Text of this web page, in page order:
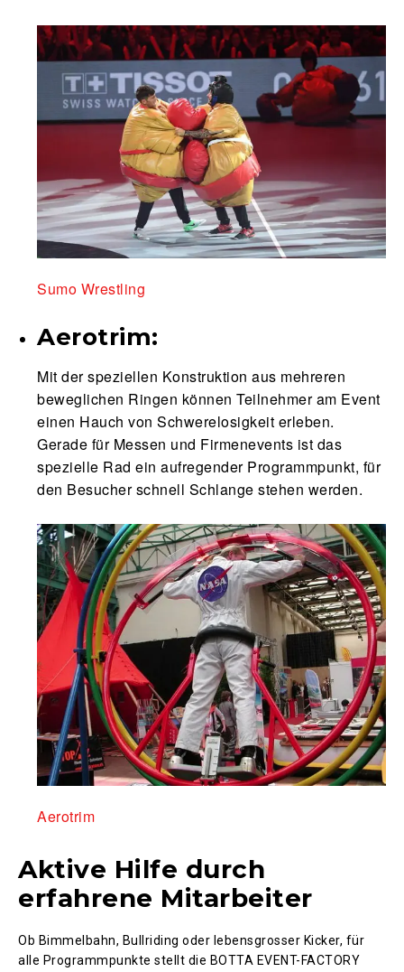
Sumo Wrestling
Aerotrim:
Mit der speziellen Konstruktion aus mehreren
beweglichen Ringen können Teilnehmer am Event
einen Hauch von Schwerelosigkeit erleben.
Gerade für Messen und Firmenevents ist das
spezielle Rad ein aufregender Programmpunkt, für
den Besucher schnell Schlange stehen werden.
Aerotrim
Aktive Hilfe durch
erfahrene Mitarbeiter
Ob Bimmelbahn, Bullriding oder lebensgrosser Kicker, für
alle Programmpunkte stellt die BOTTA EVENT-FACTORY